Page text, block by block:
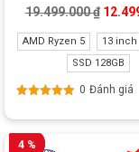
19.499.000₫ Giá
AMD Ryzen 5 13 inch
SSD 128GB
0 Đánh giá
4 %